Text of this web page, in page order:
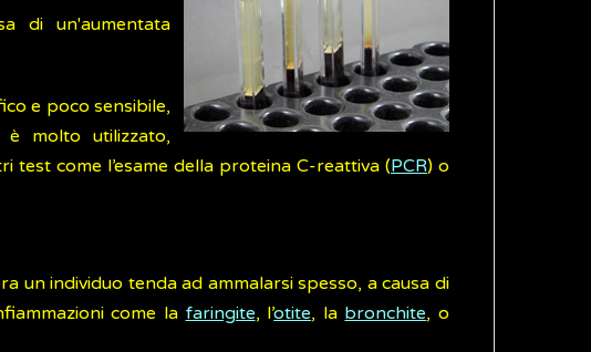
di un'aumentata
e poco sensibile,
è molto utilizzato,
come l’esame della proteina C-reattiva (PCR) o
un individuo tenda ad ammalarsi spesso, a causa di
come la faringite, l’otite, la bronchite, o